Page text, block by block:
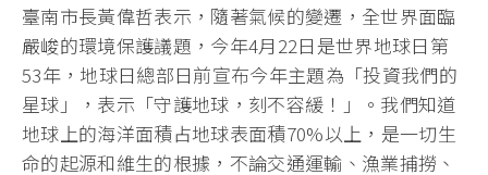
臺南市長黃偉哲表示，隨著氣候的變遷，全世界面臨
嚴峻的環境保護議題，今年4月22日是世界地球日第
53年，地球日總部日前宣布今年主題為「投資我們的
星球」，表示「守護地球，刻不容緩！」。我們知道
地球上的海洋面積占地球表面積70%以上，是一切生
命的起源和維生的根據，不論交通運輸、漁業捕撈、